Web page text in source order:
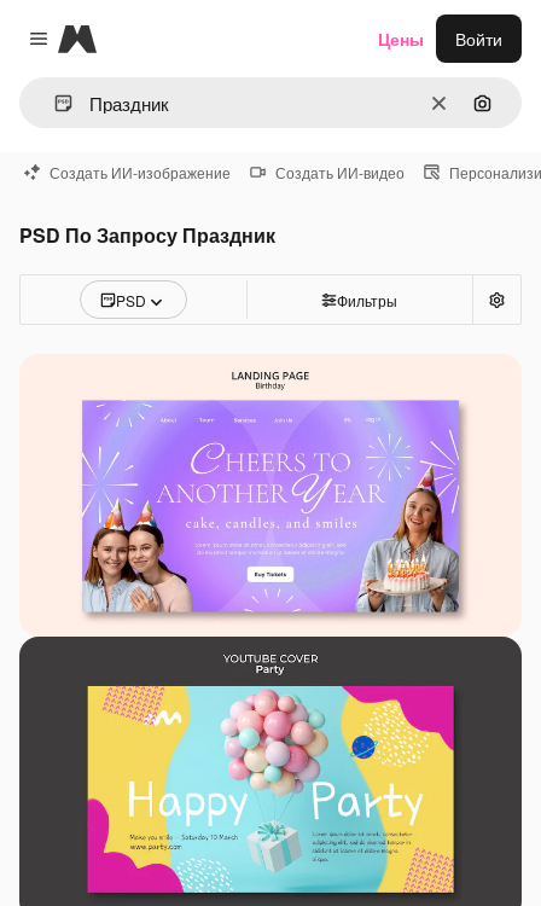
Close menu
Magnific
ОчиститьПоиск
Цены Войти
Создать ИИ-изображение Создать ИИ-видео
PSD По Запросу Праздник
PSD Фильтры